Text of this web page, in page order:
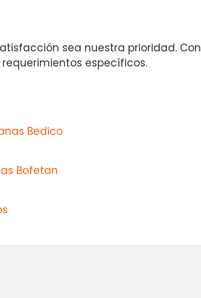
sea nuestra prioridad. Con
específicos.
Bedico
Bofetan